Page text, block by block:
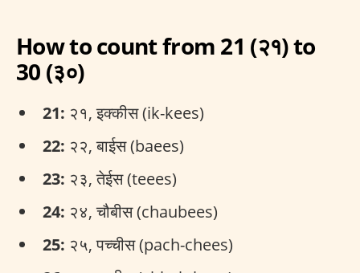
How to count from 21 (२१) to
30 (३०)
21: २१, इक्कीस (ik-kees)
22: २२, बाईस (baees)
23: २३, तेईस (teees)
24: २४, चौबीस (chaubees)
25: २५, पच्चीस (pach-chees)